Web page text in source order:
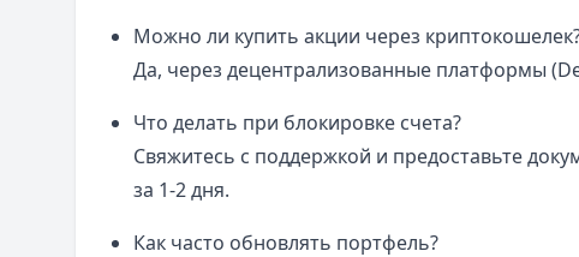
Можно ли купить акции через
Да, через децентрализованные платформы
Что делать при блокировке счета?
Свяжитесь с поддержкой и предоставьте
за 1-2 дня.
Как часто обновлять портфель?